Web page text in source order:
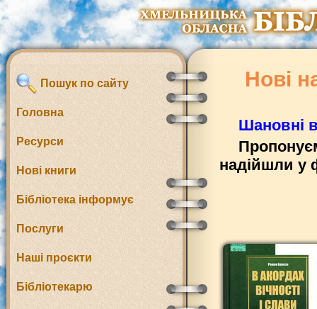
Пошук по сайту
Головна
Ресурси
Нові книги
Бібліотека інформує
Послуги
Наші проєкти
Бібліотекарю
Нові
Шановні
надійшли у